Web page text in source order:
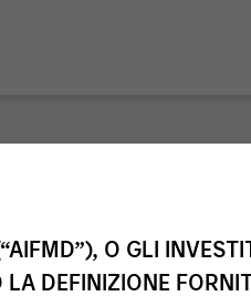
O GLI
DEFINIZIONE